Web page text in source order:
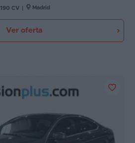
190 CV Madrid
Ver oferta